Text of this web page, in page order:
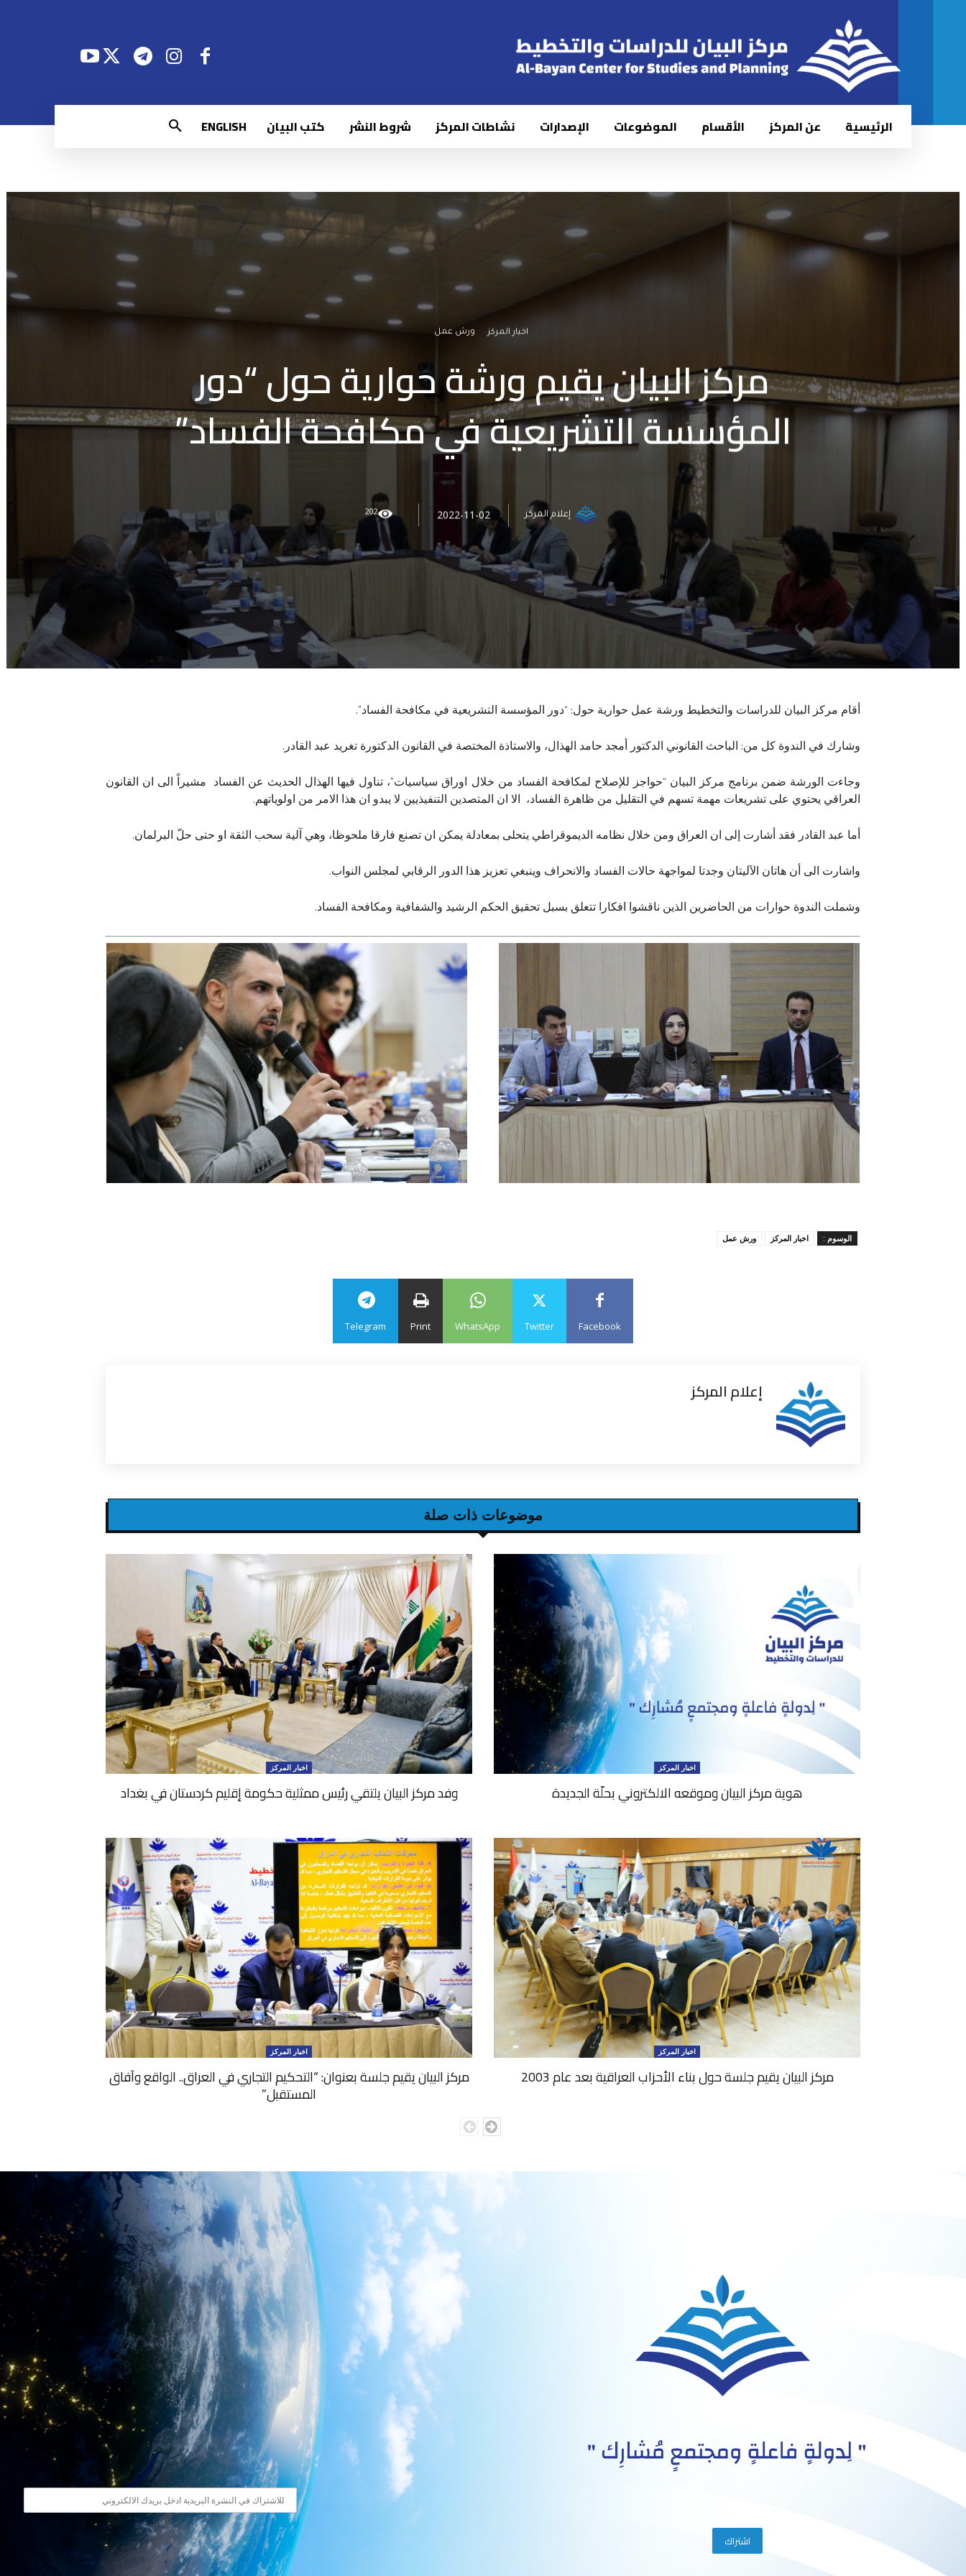
الرئيسية عن المركز الأقسام الموضوعات الإصدارات نشاطات المركز شروط النشر كتب البيان ENGLISH
اخبار المركز ورش عمل
مركز البيان يقيم ورشة حوارية حول “دور
المؤسسة التشريعية في مكافحة الفساد”
إعلام المركز 2022-11-02
202
أقام مركز البيان للدراسات والتخطيط ورشة عمل حوارية حول: “دور المؤسسة التشريعية في مكافحة الفساد”.
وشارك في الندوة كل من: الباحث القانوني الدكتور أمجد حامد الهذال، والاستاذة المختصة في القانون الدكتورة تغريد عبد القادر.
وجاءت الورشة ضمن برنامج مركز البيان “حواجز للإصلاح لمكافحة الفساد من خلال اوراق سياسيات”، تناول فيها الهذال الحديث عن الفساد مشيراً الى ان القانون
العراقي يحتوي على تشريعات مهمة تسهم في التقليل من ظاهرة الفساد، الا ان المتصدين التنفيذيين لا يبدو ان هذا الامر من اولوياتهم.
أما عبد القادر فقد أشارت إلى ان العراق ومن خلال نظامه الديموقراطي يتحلى بمعادلة يمكن ان تصنع فارقا ملحوظا، وهي آلية سحب الثقة او حتى حلّ البرلمان.
واشارت الى أن هاتان الآليتان وجدتا لمواجهة حالات الفساد والانحراف وينبغي تعزيز هذا الدور الرقابي لمجلس النواب.
وشملت الندوة حوارات من الحاضرين الذين ناقشوا افكارا تتعلق بسبل تحقيق الحكم الرشيد والشفافية ومكافحة الفساد.
الوسوم : اخبار المركز ورش عمل
Facebook
Twitter
WhatsApp
Print
Telegram
إعلام المركز
موضوعات ذات صلة
اخبار المركز
هوية مركز البيان وموقعه الالكتروني بحلّة الجديدة
اخبار المركز
وفد مركز البيان يلتقي رئيس ممثلية حكومة إقليم كردستان في بغداد
اخبار المركز
مركز البيان يقيم جلسة حول بناء الأحزاب العراقية بعد عام 2003
اخبار المركز
مركز البيان يقيم جلسة بعنوان: “التحكيم التجاري في العراق.. الواقع وآفاق
المستقبل”